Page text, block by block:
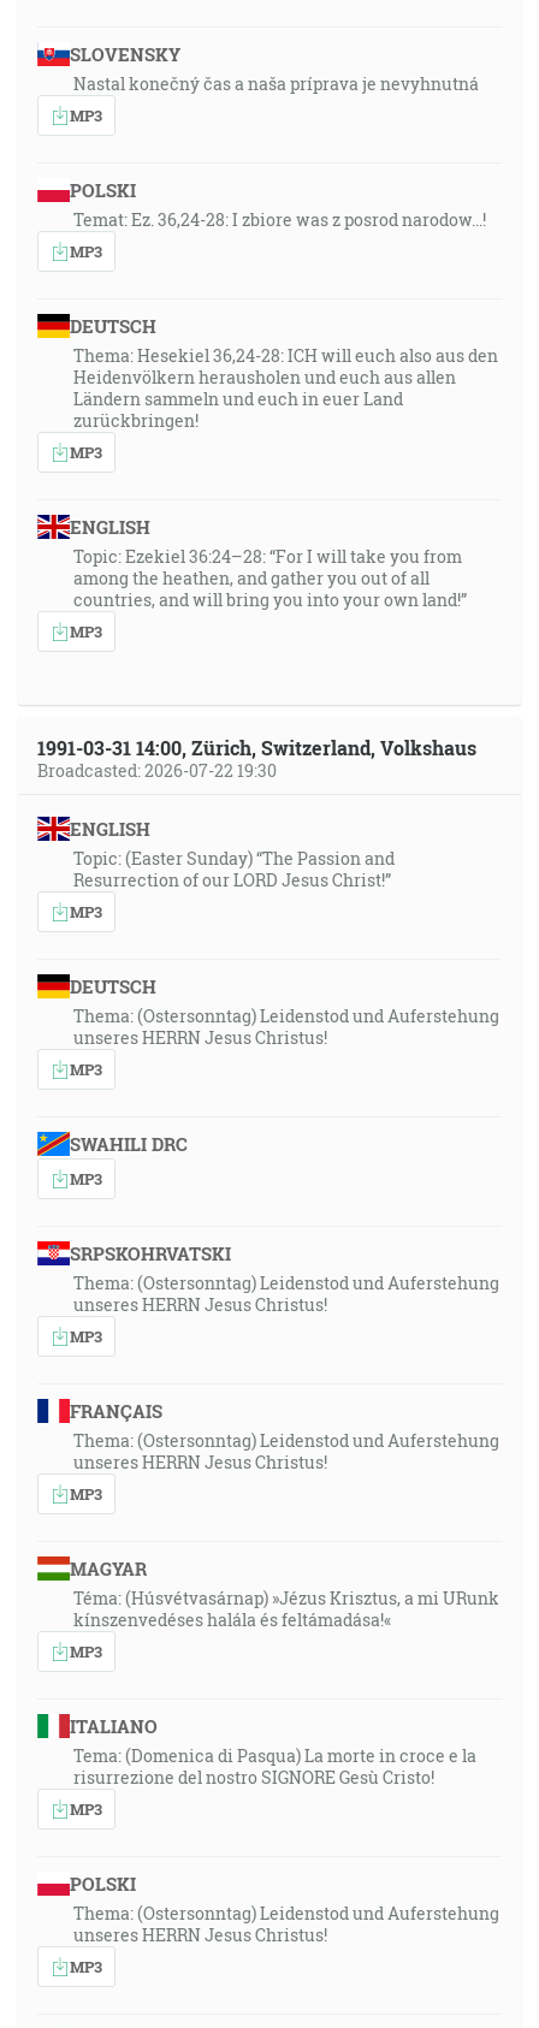
1:15:30
Lebo vám je trpezlivosti treba, aby ste si, keď
vykonáte vôľu Božiu, odniesli zasľúbenie. [Žd 10:36]
A Hospodin mi riekol: Dobre vidíš, lebo ja som šokéd,
bdejem nad svojím slovom, aby som ho vykonal. [Jr
1:12]
1:17:04
A takto budeme vždycky s Pánom. [1Te 4:17]
SLOVENSKY
Nastal konečný čas a naša príprava je nevyhnutná
MP3
POLSKI
Temat: Ez. 36,24-28: I zbiore was z posrod narodow...!
MP3
DEUTSCH
Thema: Hesekiel 36,24-28: ICH will euch also aus den
Heidenvölkern herausholen und euch aus allen
Ländern sammeln und euch in euer Land
zurückbringen!
MP3
ENGLISH
Topic: Ezekiel 36:24–28: “For I will take you from
among the heathen, and gather you out of all
countries, and will bring you into your own land!”
MP3
1991-03-31 14:00, Zürich, Switzerland, Volkshaus
Broadcasted: 2026-07-22 19:30
ENGLISH
Topic: (Easter Sunday) “The Passion and
Resurrection of our LORD Jesus Christ!”
MP3
DEUTSCH
Thema: (Ostersonntag) Leidenstod und Auferstehung
unseres HERRN Jesus Christus!
MP3
SWAHILI DRC
MP3
SRPSKOHRVATSKI
Thema: (Ostersonntag) Leidenstod und Auferstehung
unseres HERRN Jesus Christus!
MP3
FRANÇAIS
Thema: (Ostersonntag) Leidenstod und Auferstehung
unseres HERRN Jesus Christus!
MP3
MAGYAR
Téma: (Húsvétvasárnap) »Jézus Krisztus, a mi URunk
kínszenvedéses halála és feltámadása!«
MP3
ITALIANO
Tema: (Domenica di Pasqua) La morte in croce e la
risurrezione del nostro SIGNORE Gesù Cristo!
MP3
POLSKI
Thema: (Ostersonntag) Leidenstod und Auferstehung
unseres HERRN Jesus Christus!
MP3